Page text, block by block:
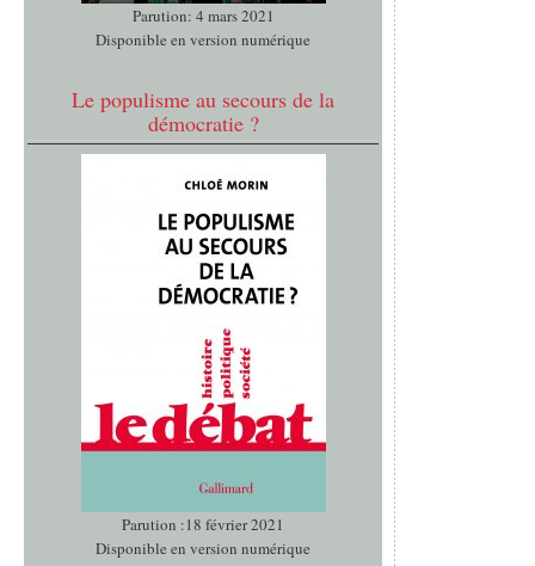
Parution: 4 mars 2021
Disponible en version numérique
Le populisme au secours de la
démocratie ?
Parution :18 février 2021
Disponible en version numérique